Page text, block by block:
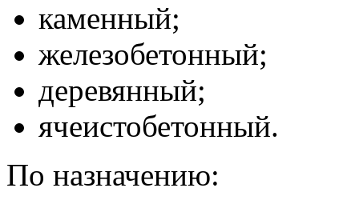
каменный;
железобетонный;
деревянный;
ячеистобетонный.
По назначению: